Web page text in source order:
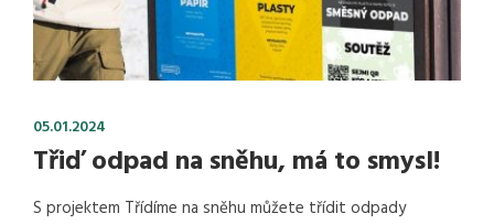
05.01.2024
Třiď odpad na sněhu, má to smysl!
S projektem Třídíme na sněhu můžete třídit odpady